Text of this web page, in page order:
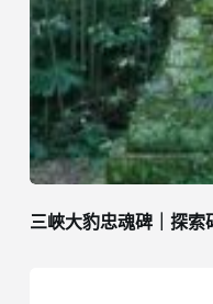
三峽大豹忠魂碑｜探